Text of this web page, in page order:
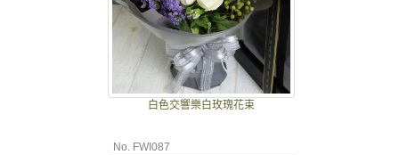
白色交響樂白玫瑰花束
No. FWI087